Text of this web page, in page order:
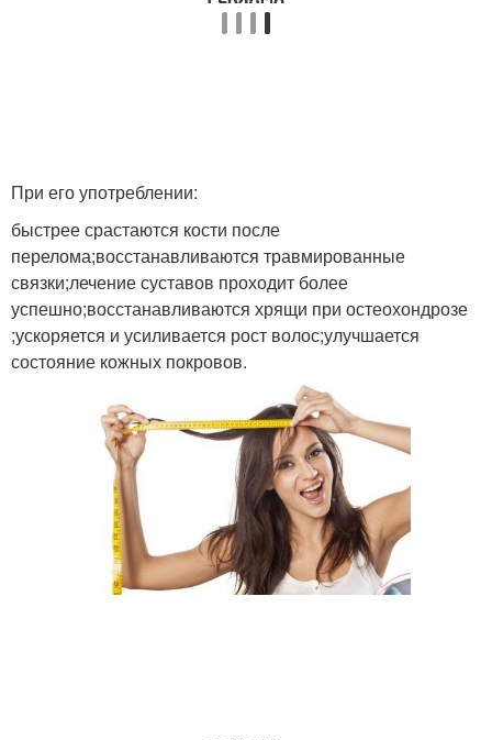
При его употреблении:
быстрее срастаются кости после
перелома;восстанавливаются травмированные
связки;лечение суставов проходит более
успешно;восстанавливаются хрящи при остеохондрозе
;ускоряется и усиливается рост волос;улучшается
состояние кожных покровов.